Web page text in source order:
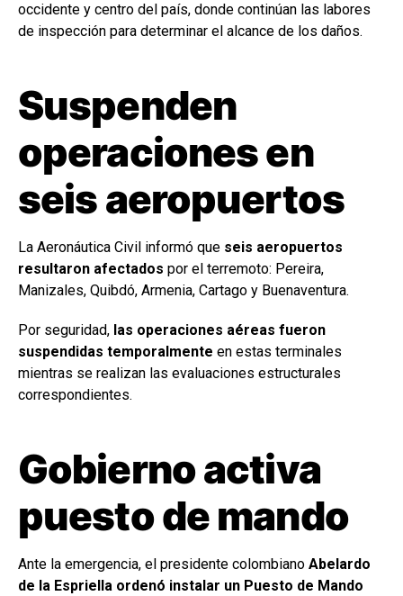
occidente y centro del país, donde continúan las labores
de inspección para determinar el alcance de los daños.
Suspenden
operaciones en
seis aeropuertos
La Aeronáutica Civil informó que seis aeropuertos
resultaron afectados por el terremoto: Pereira,
Manizales, Quibdó, Armenia, Cartago y Buenaventura.
Por seguridad, las operaciones aéreas fueron
suspendidas temporalmente en estas terminales
mientras se realizan las evaluaciones estructurales
correspondientes.
Gobierno activa
puesto de mando
Ante la emergencia, el presidente colombiano Abelardo
de la Espriella ordenó instalar un Puesto de Mando